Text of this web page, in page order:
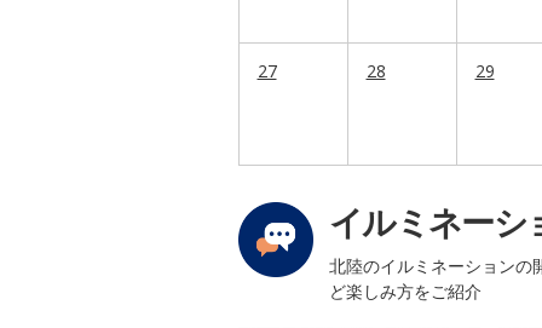
27 28 29
イルミネーシ
北陸のイルミネーションの
ど楽しみ方をご紹介